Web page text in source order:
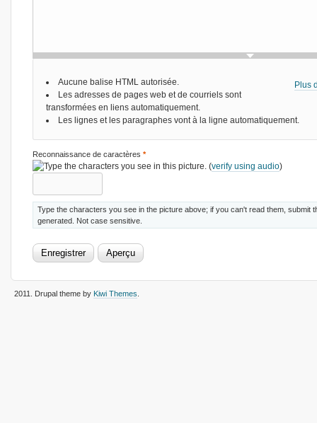
Plus
Aucune balise HTML autorisée.
Les adresses de pages web et de courriels sont
transformées en liens automatiquement.
Les lignes et les paragraphes vont à la ligne automatiquement.
Reconnaissance de caractères *
(verify using audio)
Type the characters you see in the picture above; if you can't read them, submit
generated. Not case sensitive.
2011 . Drupal theme by Kiwi Themes